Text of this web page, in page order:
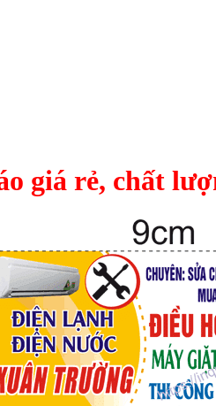
giá rẻ, chất